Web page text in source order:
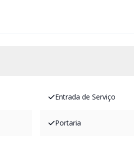
Entrada de Serviço
Portaria